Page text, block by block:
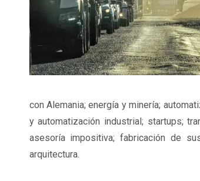
con Alemania; energía y minería;
y automatización industrial; startups;
asesoría impositiva; fabricación de
arquitectura.